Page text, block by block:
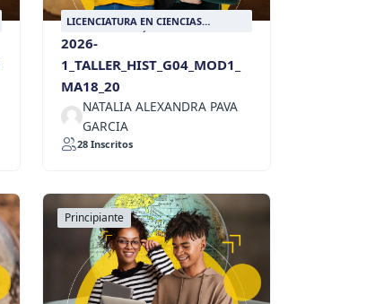
LICENCIATURA EN CIENCIAS
SOCIALES CON ÉNFASIS EN HISTORIA
2026-
1_TALLER_HIST_G04_MOD1_
MA18_20
NATALIA ALEXANDRA PAVA
GARCIA
28 Inscritos
Principiante